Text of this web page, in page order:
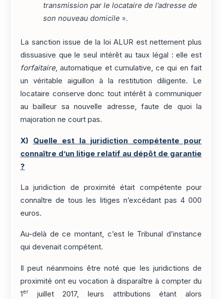
transmission par le locataire de l’adresse de
son nouveau domicile ».
La sanction issue de la loi ALUR est nettement plus
dissuasive que le seul intérêt au taux légal : elle est
forfaitaire, automatique et cumulative, ce qui en fait
un véritable aiguillon à la restitution diligente. Le
locataire conserve donc tout intérêt à communiquer
au bailleur sa nouvelle adresse, faute de quoi la
majoration ne court pas.
X) Quelle est la juridiction compétente pour
connaître d’un litige relatif au dépôt de garantie
?
La juridiction de proximité était compétente pour
connaître de tous les litiges n’excédant pas 4 000
euros.
Au-delà de ce montant, c’est le Tribunal d’instance
qui devenait compétent.
Il peut néanmoins être noté que les juridictions de
proximité ont eu vocation à disparaître à compter du
1er
juillet 2017, leurs attributions étant alors